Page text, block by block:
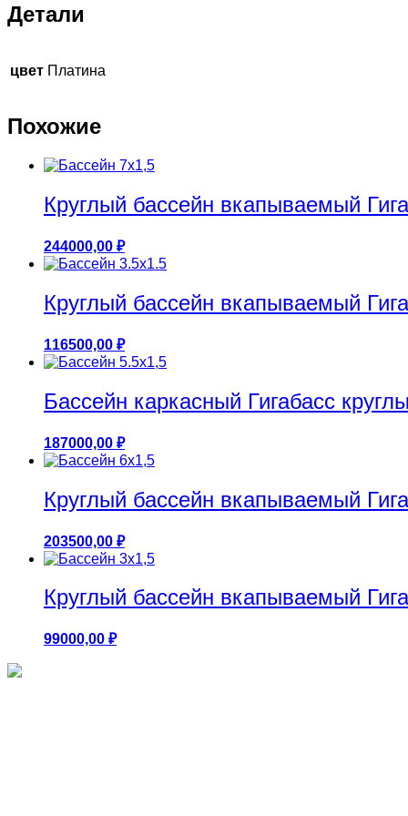
Детали
цвет Платина
Похожие
Круглый бассейн вкапываемый
244000,00 ₽
Круглый бассейн вкапываемый
116500,00 ₽
Бассейн каркасный Гигабасс
187000,00 ₽
Круглый бассейн вкапываемый
203500,00 ₽
Круглый бассейн вкапываемый
99000,00 ₽